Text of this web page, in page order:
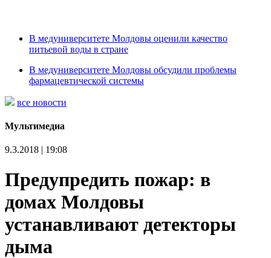
В медуниверситете Молдовы оценили качество
питьевой воды в стране
В медуниверситете Молдовы обсудили проблемы
фармацевтической системы
все новости
Мультимедиа
9.3.2018 | 19:08
Предупредить пожар: в
домах Молдовы
устанавливают детекторы
дыма